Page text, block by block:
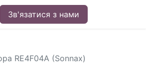
Зв'язатися з нами
RE4F04A (Sonnax)